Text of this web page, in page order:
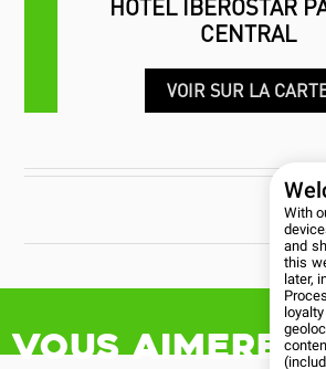
HÔTEL IBEROSTAR
CENTRAL
VOIR SUR LA
Vous aimerez
With
and
this
later,